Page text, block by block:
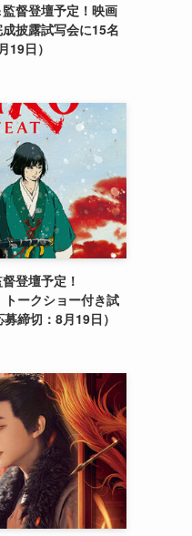
監督登壇予定！映画
成披露試写会に15名
日）
登壇予定！
トークショー付き試
締切：8月19日）